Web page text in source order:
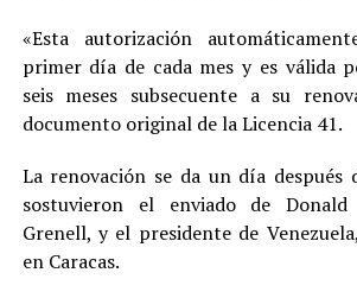
«Esta autorización
primer día de cada mes y es válida
seis meses subsecuente a su
documento original de la Licencia 41.
La renovación se da un día después
sostuvieron el enviado de
Grenell, y el presidente de
en Caracas.